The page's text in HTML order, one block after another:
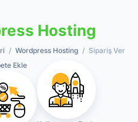
Hosting
Wordpress Hosting Sipariş Ver
Ekle